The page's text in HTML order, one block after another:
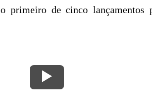
de cinco lançamentos